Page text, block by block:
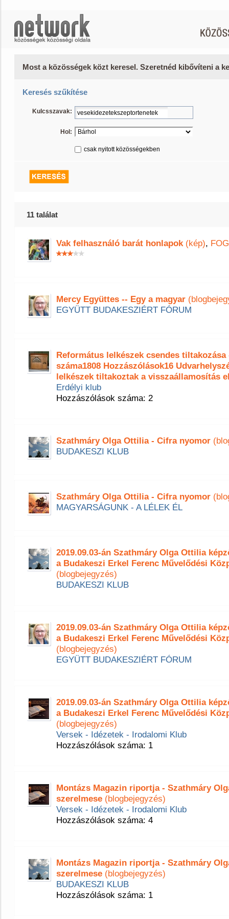
Most a közösségek közt keresel. Szeretnéd kibővíteni a
Keresés szűkítése
Kulcsszavak:
Hol:
csak nyitott közösségekben
11 találat
Vak felhasználó barát honlapok(kép),
Mercy Együttes -- Egy a magyar
EGYÜTT BUDAKESZIÉRT FÓRUM
Református lelkészek csendes
száma1808 Hozzászólások16
lelkészek tiltakoztak a visszaállamosítás
Erdélyi klub
Hozzászólások száma: 2
Szathmáry Olga Ottilia - Cifra nyomor
BUDAKESZI KLUB
Szathmáry Olga Ottilia - Cifra nyomor
MAGYARSÁGUNK - A LÉLEK ÉL
2019.09.03-án Szathmáry Olga Ottilia
a Budakeszi Erkel Ferenc Művelődési
(blogbejegyzés)
BUDAKESZI KLUB
2019.09.03-án Szathmáry Olga Ottilia
a Budakeszi Erkel Ferenc Művelődési
(blogbejegyzés)
EGYÜTT BUDAKESZIÉRT FÓRUM
2019.09.03-án Szathmáry Olga Ottilia
a Budakeszi Erkel Ferenc Művelődési
(blogbejegyzés)
Versek - Idézetek - Irodalomi Klub
Hozzászólások száma: 1
Montázs Magazin riportja - Szathmáry
szerelmese (blogbejegyzés)
Versek - Idézetek - Irodalomi Klub
Hozzászólások száma: 4
Montázs Magazin riportja - Szathmáry
szerelmese (blogbejegyzés)
BUDAKESZI KLUB
Hozzászólások száma: 1